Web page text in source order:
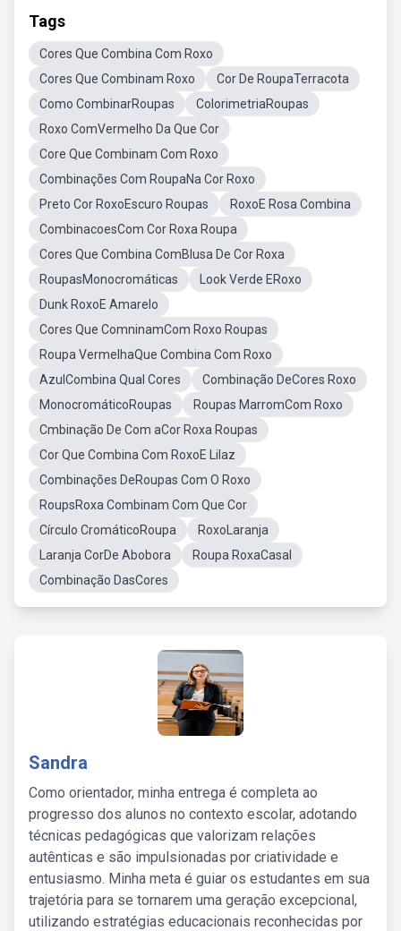
Tags
Cores Que Combina Com Roxo
Cores Que Combinam Roxo
Cor De RoupaTerracota
Como CombinarRoupas
ColorimetriaRoupas
Roxo ComVermelho Da Que Cor
Core Que Combinam Com Roxo
Combinações Com RoupaNa Cor Roxo
Preto Cor RoxoEscuro Roupas
RoxoE Rosa Combina
CombinacoesCom Cor Roxa Roupa
Cores Que Combina ComBlusa De Cor Roxa
RoupasMonocromáticas
Look Verde ERoxo
Dunk RoxoE Amarelo
Cores Que ComninamCom Roxo Roupas
Roupa VermelhaQue Combina Com Roxo
AzulCombina Qual Cores
Combinação DeCores Roxo
MonocromáticoRoupas
Roupas MarromCom Roxo
Cmbinação De Com aCor Roxa Roupas
Cor Que Combina Com RoxoE Lilaz
Combinações DeRoupas Com O Roxo
RoupsRoxa Combinam Com Que Cor
Círculo CromáticoRoupa
RoxoLaranja
Laranja CorDe Abobora
Roupa RoxaCasal
Combinação DasCores
Sandra
Como orientador, minha entrega é completa ao
progresso dos alunos no contexto escolar, adotando
técnicas pedagógicas que valorizam relações
autênticas e são impulsionadas por criatividade e
entusiasmo. Minha meta é guiar os estudantes em sua
trajetória para se tornarem uma geração excepcional,
utilizando estratégias educacionais reconhecidas por